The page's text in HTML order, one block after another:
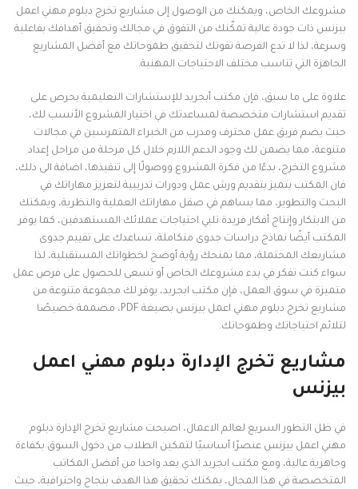
مشروعك الخاص، ويمكنك من الوصول إلى مشاريع تخرج دبلوم مهني اعمل
بيزنس ذات جودة عالية تمكّنك من التفوق في مجالك وتحقيق أهدافك بفاعلية
وسرعة، لذا لا تدع الفرصة تفوتك لتحقيق طموحاتك مع أفضل المشاريع
الجاهزة التي تناسب مختلف الاحتياجات المهنية.
علاوة على ما سبق، فإن مكتب أبجريد للإستشارات التعليمية يحرص على
تقديم استشارات متخصصة لمساعدتك في اختيار المشروع الأنسب لك،
حيث يضم فريق عمل محترف ومدرب من الخبراء المتمرسين في مجالات
متنوعة، مما يضمن لك وجود الدعم اللازم خلال كل مرحلة من مراحل إعداد
مشروع التخرج، بدءًا من فكرة المشروع ووصولًا إلى تنفيذها، اضافة الى ذلك،
فان المكتب يتميز بتقديم ورش عمل ودورات تدريبية لتعزيز مهاراتك في
البحث والتطوير، مما يساهم في صقل مهاراتك العملية والنظرية، ويمكنك
من الابتكار وإنتاج أفكار فريدة تلبي احتياجات عملائك المستهدفين، كما يوفر
المكتب أيضًا نماذج دراسات جدوى متكاملة، تساعدك على تقييم جدوى
مشاريعك المحتملة، مما يمنحك رؤية أوضح لخطواتك المستقبلية، لذا
سواء كنت تفكر في بدء مشروعك الخاص أو تسعى للحصول على فرص عمل
متميزة في سوق العمل، فإن مكتب ابجريد، يوفر لك مجموعة متنوعة من
مشاريع تخرج دبلوم مهني اعمل بيزنس بصيغة PDF، مصممة خصيصًا
لتلائم احتياجاتك وطموحاتك.
مشاريع تخرج الإدارة دبلوم مهني اعمل
بيزنس
في ظل التطور السريع لعالم الاعمال، اصبحت مشاريع تخرج الإدارة دبلوم
مهني اعمل بيزنس عنصرًا أساسيًا لتمكين الطلاب من دخول السوق بكفاءة
وجاهزية عالية، ومع مكتب ابجريد الذي يعد واحدا من أفضل المكاتب
المتخصصة في هذا المجال، يمكنك تحقيق هذا الهدف بنجاح واحترافية، حيث